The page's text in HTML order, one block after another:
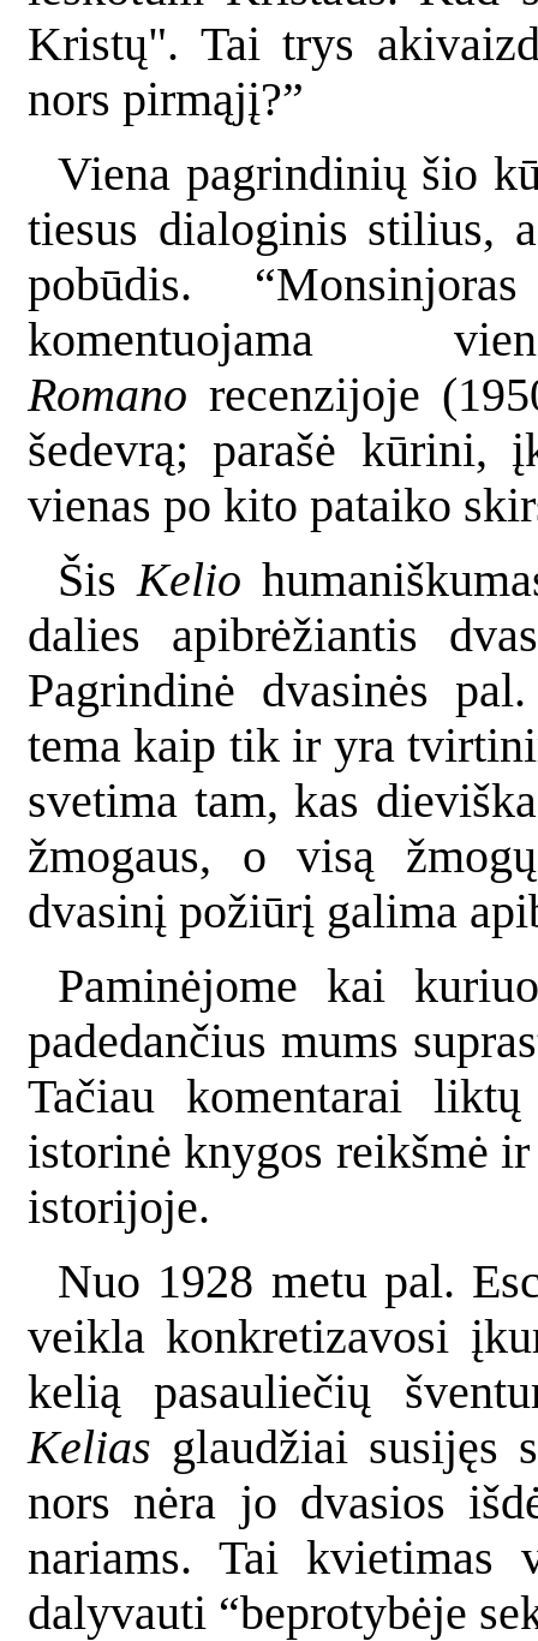
Kristų". Tai trys
nors pirmąjį?”
Viena pagrindinių šio
tiesus dialoginis stilius,
pobūdis.
komentuojama
Romano recenzijoje
šedevrą; parašė
vienas po kito pataiko
Šis Kelio
dalies apibrėžiantis
Pagrindinė dvasinės
tema kaip tik ir yra
svetima tam, kas
žmogaus, o visą
dvasinį požiūrį galima
Paminėjome kai
padedančius mums
Tačiau komentarai
istorinė knygos reikšmė
istorijoje.
Nuo 1928 metu pal.
veikla konkretizavosi
kelią pasauliečių
Kelias glaudžiai susijęs
nors nėra jo dvasios
nariams. Tai kvietimas
dalyvauti “beprotybėje